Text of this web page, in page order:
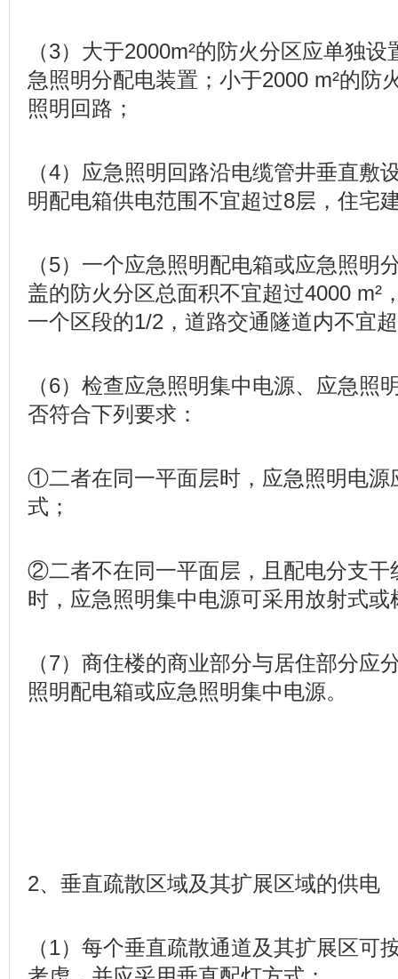
（3）大于2000m²的防火分区应单独
急照明分配电装置；小于2000 m²的防
照明回路；
（4）应急照明回路沿电缆管井垂直敷
明配电箱供电范围不宜超过8层，住宅
（5）一个应急照明配电箱或应急照明
盖的防火分区总面积不宜超过4000 m²
一个区段的1/2，道路交通隧道内不宜
（6）检查应急照明集中电源、应急照
否符合下列要求：
①二者在同一平面层时，应急照明电源
式；
②二者不在同一平面层，且配电分支干
时，应急照明集中电源可采用放射式
（7）商住楼的商业部分与居住部分应
照明配电箱或应急照明集中电源。
2、垂直疏散区域及其扩展区域的供电
（1）每个垂直疏散通道及其扩展区可